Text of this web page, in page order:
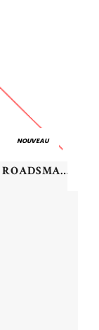
NOUVEAU
DUNLOP - 160/60 ZR17 TL 69W DU ROADSMART 3 R - 1606017 -